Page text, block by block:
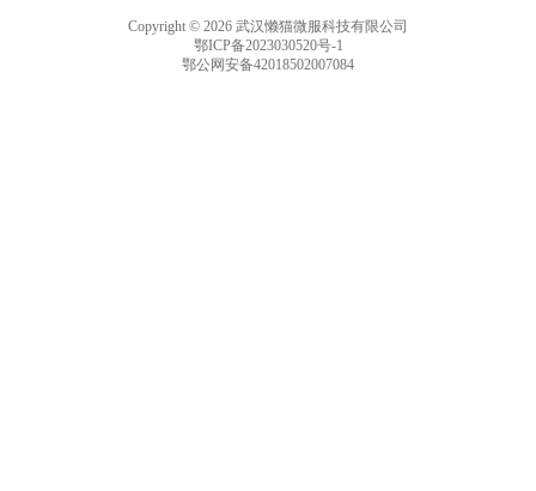
Copyright © 2026 武汉懒猫微服科技有限公司
鄂ICP备2023030520号-1
鄂公网安备42018502007084